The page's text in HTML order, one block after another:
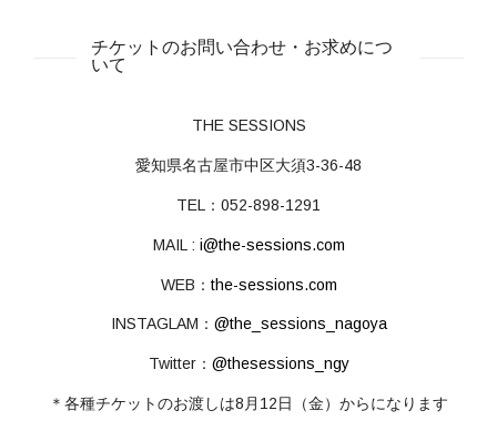
チケットのお問い合わせ・お求めにつ
いて
THE SESSIONS
愛知県名古屋市中区大須3-36-48
TEL：052-898-1291
MAIL : i@the-sessions.com
WEB： the-sessions.com
INSTAGLAM： @the_sessions_nagoya
Twitter： @thesessions_ngy
＊各種チケットのお渡しは8月12日（金）からになります